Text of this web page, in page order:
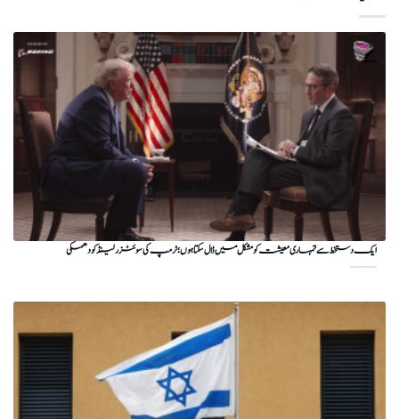
ایک دستخط سے تمہاری معیشت کو مشکل میں ڈال سکتا ہوں؛ ٹرمپ کی سوئٹزرلینڈ کو دھمکی